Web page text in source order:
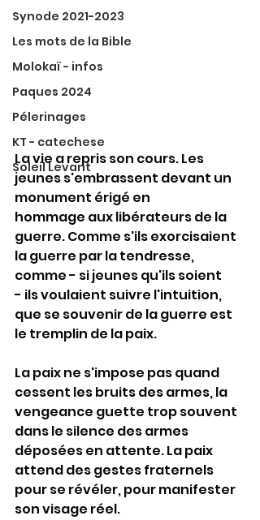
Synode 2021-2023
Les mots de la Bible
Molokaï - infos
Paques 2024
Pélerinages
KT - catechese
Soleil Levant
La vie a repris son cours. Les
jeunes s'embrassent devant un
monument érigé en
hommage aux libérateurs de la
guerre. Comme s'ils exorcisaient
la guerre par la tendresse,
comme - si jeunes qu'ils soient
- ils voulaient suivre l'intuition,
que se souvenir de la guerre est
le tremplin de la paix.
La paix ne s'impose pas quand
cessent les bruits des armes, la
vengeance guette trop souvent
dans le silence des armes
déposées en attente. La paix
attend des gestes fraternels
pour se révéler, pour manifester
son visage réel.